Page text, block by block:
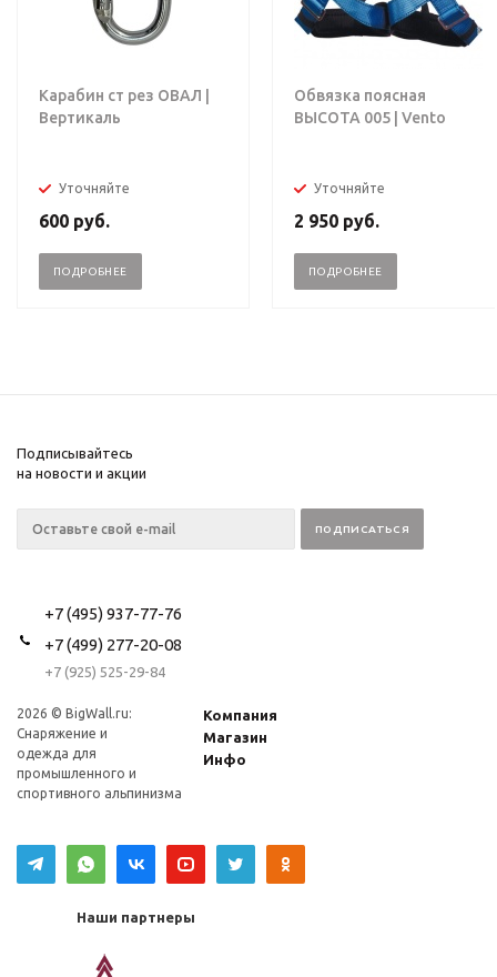
Карабин ст рез ОВАЛ |
Вертикаль
Уточняйте
600 руб.
ПОДРОБНЕЕ
Обвязка поясная
ВЫСОТА 005 | Vento
Уточняйте
2 950 руб.
ПОДРОБНЕЕ
Подписывайтесь
на новости и акции
+7 (495) 937-77-76
+7 (499) 277-20-08
+7 (925) 525-29-84
2026 © BigWall.ru:
Снаряжение и
одежда для
промышленного и
спортивного альпинизма
Компания
Магазин
Инфо
Наши партнеры